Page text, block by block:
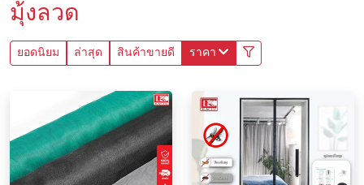
มุ้งลวด
ยอดนิยม ล่าสุด สินค้าขายดี ราคา